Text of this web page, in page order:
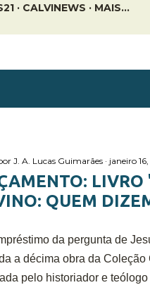
CALVINEWS MAIS…
J. A. Lucas Guimarães janeiro
LIVRO
QUEM
da pergunta de
a décima obra da Coleção
pelo historiador e teólogo